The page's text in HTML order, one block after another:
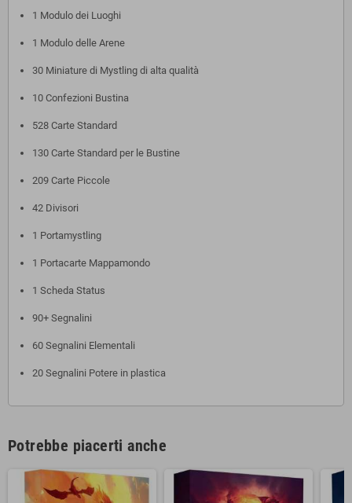
1 Modulo dei Luoghi
1 Modulo delle Arene
30 Miniature di Mystling di alta qualità
10 Confezioni Bustina
528 Carte Standard
130 Carte Standard per le Bustine
209 Carte Piccole
42 Divisori
1 Portamystling
1 Portacarte Mappamondo
1 Scheda Status
90+ Segnalini
60 Segnalini Elementali
20 Segnalini Potere in plastica
Potrebbe piacerti anche